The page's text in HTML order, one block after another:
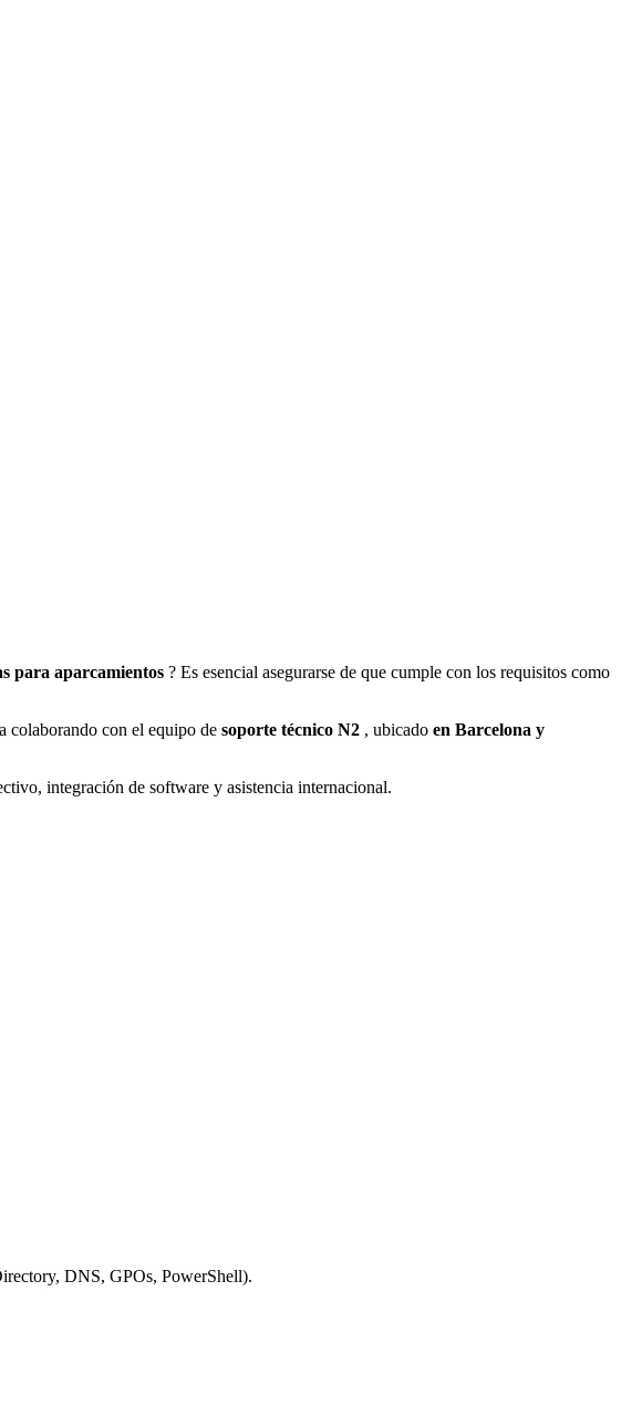
para aparcamientos ? Es esencial asegurarse de que cumple con los requisitos como
colaborando con el equipo de soporte técnico N2 , ubicado en Barcelona y
integración de software y asistencia internacional.
DNS, GPOs, PowerShell).